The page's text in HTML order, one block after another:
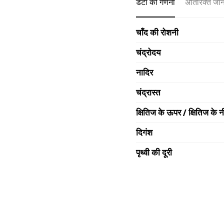
चाँद की रोशनी
चंद्रोदय
नादिर
चंद्रास्त
क्षितिज के ऊपर / क्षितिज के
दिगंश
पृथ्वी की दूरी